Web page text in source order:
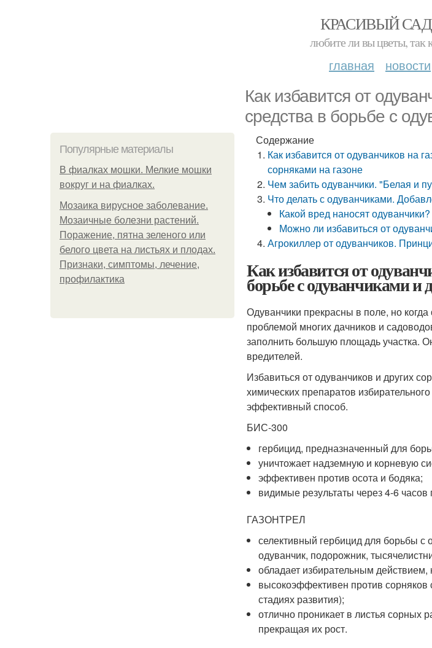
КРАСИВЫЙ
любите ли вы цветы,
главная новости
Как избавится от
средства в борьбе с
Популярные материалы
В фиалках мошки. Мелкие мошки
вокруг и на фиалках.
Мозаика вирусное заболевание.
Мозаичные болезни растений.
Поражение, пятна зеленого или
белого цвета на листьях и плодах.
Признаки, симптомы, лечение,
профилактика
Содержание
Как избавится от одуванчиков на
сорняками на газоне
Чем забить одуванчики. "Белая и
Что делать с одуванчиками.
Какой вред наносят одуванчики?
Можно ли избавиться от
Агрокиллер от одуванчиков.
Как избавится от
борьбе с одуванчиками и
Одуванчики прекрасны в поле, но когда
проблемой многих дачников и
заполнить большую площадь участка.
вредителей.
Избавиться от одуванчиков и других
химических препаратов
эффективный способ.
БИС-300
гербицид, предназначенный для
уничтожает надземную и корневую
эффективен против осота и бодяка;
видимые результаты через 4-6 часов
ГАЗОНТРЕЛ
селективный гербицид для борьбы
одуванчик, подорожник,
обладает избирательным
высокоэффективен против сорняков
стадиях развития);
отлично проникает в листья сорных
прекращая их рост.